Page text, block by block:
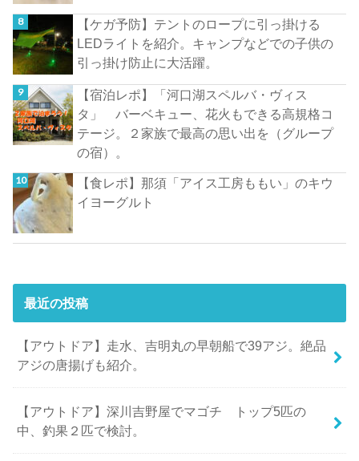
【ケガ予防】テントのロープに引っ掛ける
LEDライトを紹介。キャンプなどでの子供の
引っ掛け防止に大活躍。
【宿泊レポ】「河口湖スペルバ・ヴィス
タ」 バーベキュー、花火もできる高規格コ
テージ。２家族で最高の思い出を（グループ
の宿）。
【食レポ】那須「アイス工房ももい」のキウ
イヨーグルト
最近の投稿
【アウトドア】走水、吉明丸の早朝船で39アジ。絶品
アジの唐揚げも紹介。
【アウトドア】深川吉野屋でマゴチ トップ5匹の
中、釣果２匹で検討。